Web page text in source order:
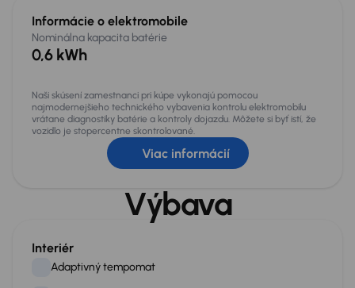
Informácie o elektromobile
Nominálna kapacita batérie
0,6 kWh
Naši skúsení zamestnanci pri kúpe vykonajú pomocou
najmodernejšieho technického vybavenia kontrolu elektromobilu
vrátane diagnostiky batérie a kontroly dojazdu. Môžete si byť istí, že
vozidlo je stopercentne skontrolované.
Viac informácií
Výbava
Interiér
Adaptivný tempomat